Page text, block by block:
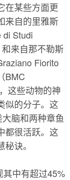
在某些方面更
来自的里雅斯
di Studi
来自那不勒斯
Fiorito
BMC
这些动物的神
似的分子。这
大脑和两种章鱼
很活跃。这
诀。
中有超过45%